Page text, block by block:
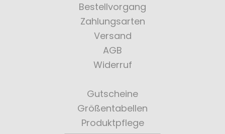
Bestellvorgang
Zahlungsarten
Versand
AGB
Widerruf
Gutscheine
Größentabellen
Produktpflege